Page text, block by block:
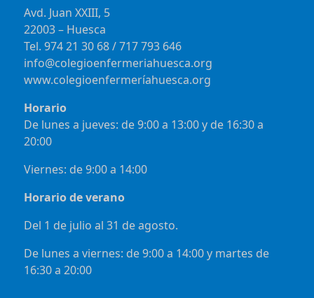
Avd. Juan XXIII, 5
22003 – Huesca
Tel. 974 21 30 68 / 717 793 646
info@colegioenfermeriahuesca.org
www.colegioenfermeríahuesca.org
Horario
De lunes a jueves: de 9:00 a 13:00 y de 16:30 a
20:00
Viernes: de 9:00 a 14:00
Horario de verano
Del 1 de julio al 31 de agosto.
De lunes a viernes: de 9:00 a 14:00 y martes de
16:30 a 20:00